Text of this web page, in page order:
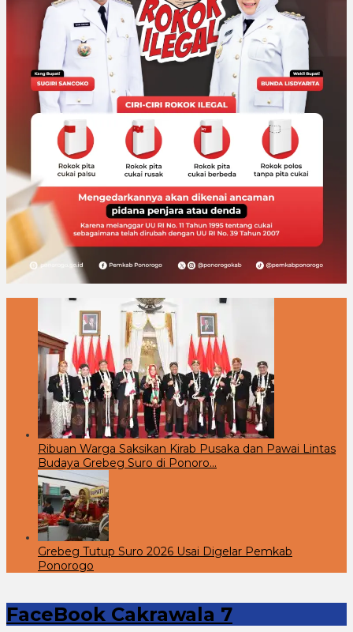
Ribuan Warga Saksikan Kirab Pusaka dan Pawai Lintas
Budaya Grebeg Suro di Ponoro…
Grebeg Tutup Suro 2026 Usai Digelar Pemkab
Ponorogo
FaceBook Cakrawala 7